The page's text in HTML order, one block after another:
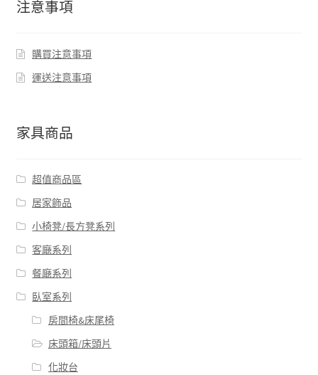
注意事項
購買注意事項
運送注意事項
家具商品
超值商品區
居家飾品
小椅凳/長方凳系列
客廰系列
餐廰系列
臥室系列
房間椅&床尾椅
床頭箱/床頭片
化妝台